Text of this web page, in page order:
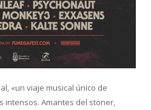
«un viaje musical único de
intensos. Amantes del stoner,